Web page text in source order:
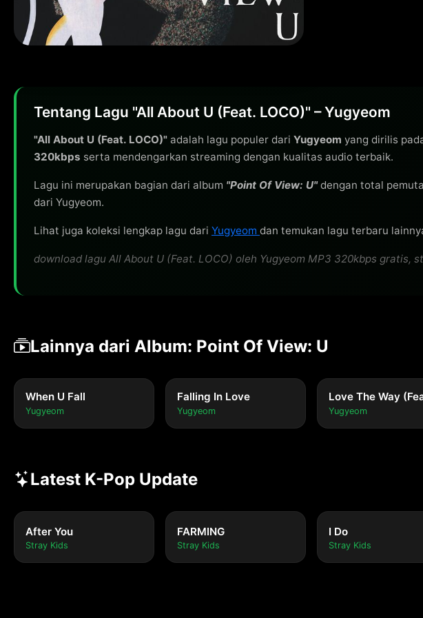
Tentang Lagu "All About U (Feat. LOCO)" – Yugyeom
"All About U (Feat. LOCO)" adalah lagu populer dari Yugyeom yang dirilis
320kbps serta mendengarkan streaming dengan kualitas audio terbaik.
Lagu ini merupakan bagian dari album "Point Of View: U"dengan total
dari Yugyeom.
Lihat juga koleksi lengkap lagu dari Yugyeom dan temukan lagu terbaru
download lagu All About U (Feat. LOCO) oleh Yugyeom MP3 320kbps
Lainnya dari Album: Point Of View: U
When U Fall
Yugyeom
Falling In Love
Yugyeom Yugyeom
Latest K-Pop Update
After You
Stray Kids
FARMING
Stray Kids
I Do
Stray Kids